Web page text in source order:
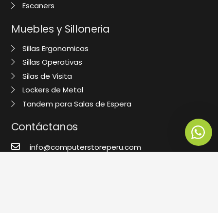
Escaners
Muebles y Silloneria
Sillas Ergonomicas
Sillas Operativas
Silas de Visita
Lockers de Metal
Tandem para Salas de Espera
Contáctanos
info@computerstoreperu.com